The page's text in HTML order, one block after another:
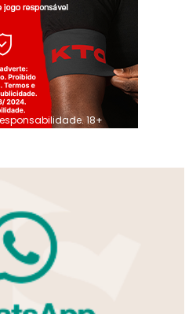
18+